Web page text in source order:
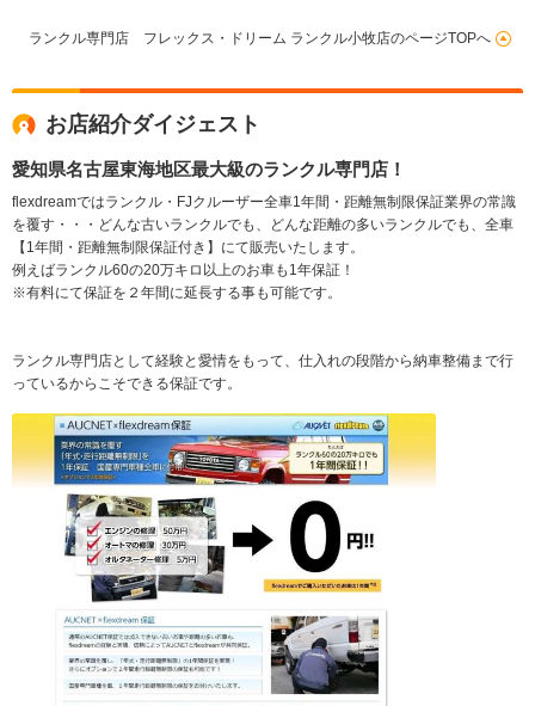
ランクル専門店 フレックス・ドリーム ランクル小牧店のページTOPへ
お店紹介ダイジェスト
愛知県名古屋東海地区最大級のランクル専門店！
flexdreamではランクル・FJクルーザー全車1年間・距離無制限保証業界の常識
を覆す・・・どんな古いランクルでも、どんな距離の多いランクルでも、全車
【1年間・距離無制限保証付き】にて販売いたします。
例えばランクル60の20万キロ以上のお車も1年保証！
※有料にて保証を２年間に延長する事も可能です。
ランクル専門店として経験と愛情をもって、仕入れの段階から納車整備まで行
っているからこそできる保証です。